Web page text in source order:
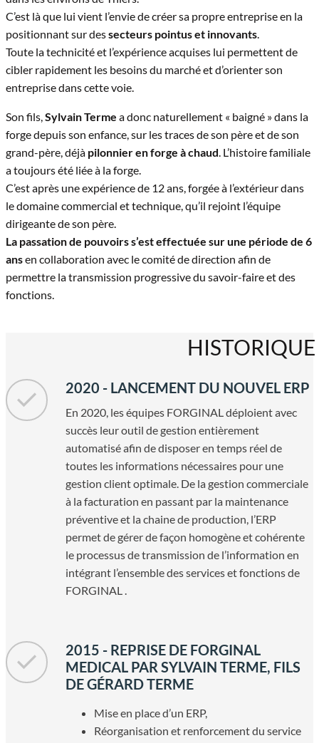
C’est là que lui vient l’envie de créer sa propre entreprise en la
positionnant sur dessecteurs pointus et innovants.
Toute la technicité et l’expérience acquises lui permettent de
cibler rapidement les besoins du marché et d’orienter son
entreprise dans cette voie.
Son fils,Sylvain Terme a donc naturellement « baigné » dans la
forge depuis son enfance, sur les traces de son père et de son
grand-père, déjà pilonnier en forge à chaud. L’histoire familiale
a toujours été liée à la forge.
C’est après une expérience de 12 ans, forgée à l’extérieur dans
le domaine commercial et technique, qu’il rejoint l’équipe
dirigeante de son père.
La passation de pouvoirs s’est effectuée sur une période de 6
ansen collaboration avec le comité de direction afin de
permettre la transmission progressive du savoir-faire et des
fonctions.
HISTORIQUE
2020 - LANCEMENT DU NOUVEL ERP
En 2020, les équipes FORGINAL déploient avec
succès leur outil de gestion entièrement
automatisé afin de disposer en temps réel de
toutes les informations nécessaires pour une
gestion client optimale. De la gestion commerciale
à la facturation en passant par la maintenance
préventive et la chaine de production, l’ERP
permet de gérer de façon homogène et cohérente
le processus de transmission de l’information en
intégrant l’ensemble des services et fonctions de
FORGINAL .
2015 - REPRISE DE FORGINAL
MEDICAL PAR SYLVAIN TERME, FILS
DE GÉRARD TERME
Mise en place d’un ERP,
Réorganisation et renforcement du service